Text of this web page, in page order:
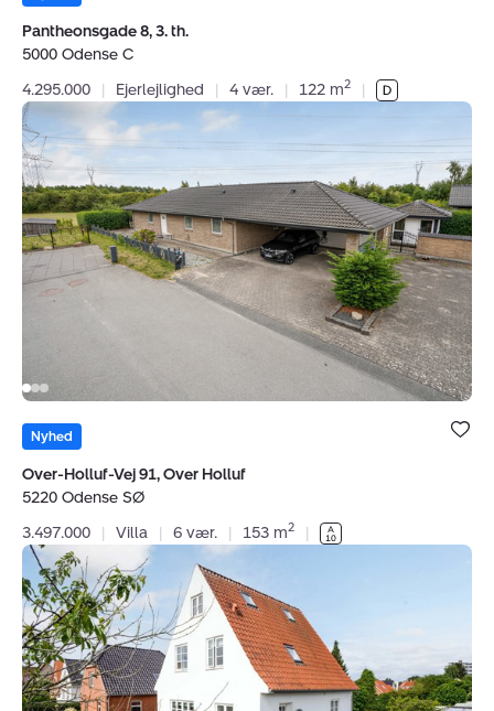
Pantheonsgade 8, 3. th.
5000 Odense C
4.295.000
| Ejerlejlighed | 4 vær. | 122 m2 |
Villa:
Over-
Holluf-
Vej
91,
Over
Holluf,
5220
Bolig er
under dine
Nyhed
Over-Holluf-Vej 91, Over Holluf
5220 Odense SØ
3.497.000
| Villa | 6 vær. | 153 m2 |
Villa:
Købkesvej
7,
5230
Odense
M